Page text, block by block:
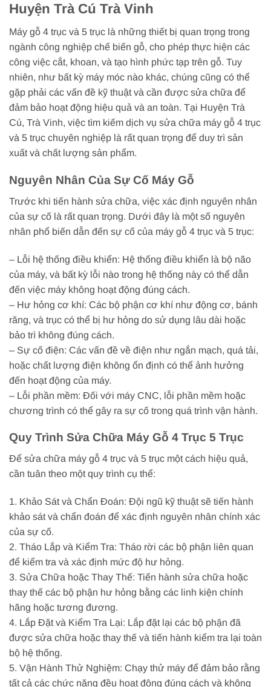
Huyện Trà Cú Trà Vinh
Máy gỗ 4 trục và 5 trục là những thiết bị quan trọng trong
ngành công nghiệp chế biến gỗ, cho phép thực hiện các
công việc cắt, khoan, và tạo hình phức tạp trên gỗ. Tuy
nhiên, như bất kỳ máy móc nào khác, chúng cũng có thể
gặp phải các vấn đề kỹ thuật và cần được sửa chữa để
đảm bảo hoạt động hiệu quả và an toàn. Tại Huyện Trà
Cú, Trà Vinh, việc tìm kiếm dịch vụ sửa chữa máy gỗ 4 trục
và 5 trục chuyên nghiệp là rất quan trọng để duy trì sản
xuất và chất lượng sản phẩm.
Nguyên Nhân Của Sự Cố Máy Gỗ
Trước khi tiến hành sửa chữa, việc xác định nguyên nhân
của sự cố là rất quan trọng. Dưới đây là một số nguyên
nhân phổ biến dẫn đến sự cố của máy gỗ 4 trục và 5 trục:
– Lỗi hệ thống điều khiển: Hệ thống điều khiển là bộ não
của máy, và bất kỳ lỗi nào trong hệ thống này có thể dẫn
đến việc máy không hoạt động đúng cách.
– Hư hỏng cơ khí: Các bộ phận cơ khí như động cơ, bánh
răng, và trục có thể bị hư hỏng do sử dụng lâu dài hoặc
bảo trì không đúng cách.
– Sự cố điện: Các vấn đề về điện như ngắn mạch, quá tải,
hoặc chất lượng điện không ổn định có thể ảnh hưởng
đến hoạt động của máy.
– Lỗi phần mềm: Đối với máy CNC, lỗi phần mềm hoặc
chương trình có thể gây ra sự cố trong quá trình vận hành.
Quy Trình Sửa Chữa Máy Gỗ 4 Trục 5 Trục
Để sửa chữa máy gỗ 4 trục và 5 trục một cách hiệu quả,
cần tuân theo một quy trình cụ thể:
1. Khảo Sát và Chẩn Đoán: Đội ngũ kỹ thuật sẽ tiến hành
khảo sát và chẩn đoán để xác định nguyên nhân chính xác
của sự cố.
2. Tháo Lắp và Kiểm Tra: Tháo rời các bộ phận liên quan
để kiểm tra và xác định mức độ hư hỏng.
3. Sửa Chữa hoặc Thay Thế: Tiến hành sửa chữa hoặc
thay thế các bộ phận hư hỏng bằng các linh kiện chính
hãng hoặc tương đương.
4. Lắp Đặt và Kiểm Tra Lại: Lắp đặt lại các bộ phận đã
được sửa chữa hoặc thay thế và tiến hành kiểm tra lại toàn
bộ hệ thống.
5. Vận Hành Thử Nghiệm: Chạy thử máy để đảm bảo rằng
tất cả các chức năng đều hoạt động đúng cách và không